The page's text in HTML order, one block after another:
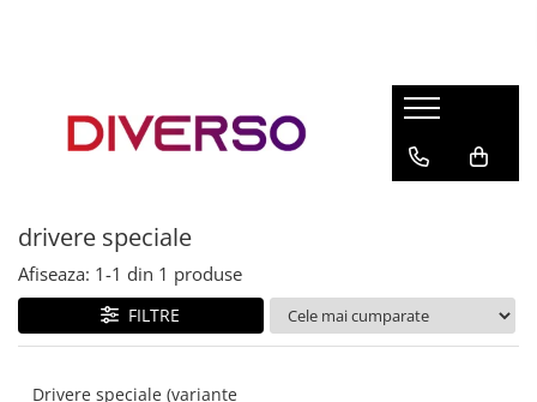
ASA
SILK
HIPS
PMMA
drivere speciale
Afiseaza: 1-1 din 1 produse
FILTRE
Drivere speciale (variante